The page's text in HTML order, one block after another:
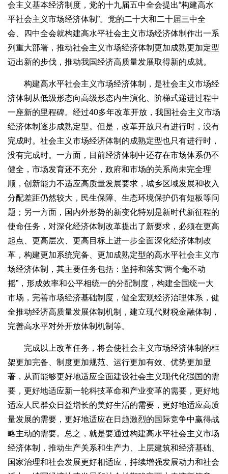
会主义基本经济制度，党的十九届五中全会提出“构建高水
平社会主义市场经济体制”。党的二十大和二十届三中全
会、四中全会就构建高水平社会主义市场经济体制作出一系
列重大部署，推动社会主义市场经济体制更加成熟更加定型
迈出新的步伐，推动我国经济高质量发展取得新的成就。
构建高水平社会主义市场经济体制，是社会主义市场经
济体制从低级形态向高级形态内生演化、阶梯式递进过程中
一座新的里程碑。经过40多年改革开放，我国社会主义市场
经济体制逐步成熟定型。但是，改革开放只有进行时，没有
完成时。社会主义市场经济体制的成熟定型也只有进行时，
没有完成时。一方面，目前经济体制中还存在市场体系仍不
健全，市场发育还不充分，政府和市场的关系尚未完全理
顺，创新能力不适应高质量发展要求，城乡区域发展和收入
分配差距仍然较大，民生保障、生态环境保护仍有短板等问
题；另一方面，国内外形势的新变化特别是新时代新征程的
使命任务，对深化经济体制改革提出了新要求，必须在更高
起点、更高层次、更高目标上进一步全面深化经济体制改
革，构建更加系统完备、更加成熟定型的高水平社会主义市
场经济体制，其主要任务包括：坚持和落实“两个毫不动
摇”，形成效率和公平相统一的分配制度，构建全国统一大
市场，完善市场经济基础制度，健全宏观经济治理体系，健
全推动经济高质量发展体制机制，建立现代财税金融体制，
完善高水平对外开放体制机制等。
完成以上改革任务，将会使社会主义市场经济体制的框
架更加完备、制度更加规范、运行更加有效、优势更加显
著，从而能够更好地适应全面建设社会主义现代化强国的需
要，更好地适应新一轮科技革命和产业变革的需要，更好地
适应人民群众日益增长的美好生活的需要，更好地适应高质
量发展的需要，更好地适应在日趋激烈的国际竞争中赢得战
略主动的需要。总之，就是要通过构建高水平社会主义市场
经济体制，推动生产关系和生产力、上层建筑和经济基础、
国家治理和社会发展更好相适应，持续增强发展动力和社会